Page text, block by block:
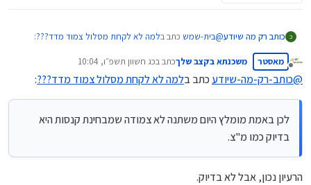
כ כותב רק מה שיודע@בית-שמש כתב בלמה לא לקחת מסלול צמוד מדד???:
לכן באמת מומלץ היום משתנה לא צמודה שמבחינת קנסות
היא בדיוק כמו מ"צ.
בהרבה מעל 2.5% . בד"כ 3.2 ומעלה.
ובל נשכח שכשנמחזר בעוד שנה שנתיים נגלה פתאום שהקרן
הצמודה למדד נשארה כמעט כמו שהייתה בעת לקיחתה.
מנותק
מאסטר משכנתא בקצב שלךכתב בכג חשוון תשפ״ו, 10:04
נערך לאחרונה על ידי
@כותב-רק-מה-שיודעכתב בלמה לא לקחת מסלול צמוד מדד???:
לכן באמת מומלץ היום משתנה לא צמודה שמבחינת קנסות היא
בדיוק כמו מ"צ.
הרעיון נכון, אבל לא בדיוק.